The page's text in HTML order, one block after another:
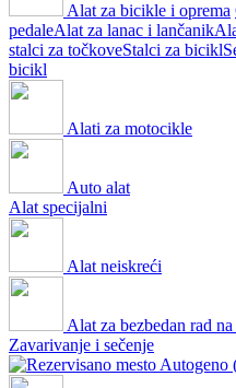
Alat za bicikle i oprema
pedaleAlat za lanac i lančanik
stalci za točkoveStalci za bicikl
bicikl
Alati za motocikle
Auto alat
Alat specijalni
Alat neiskreći
Alat za bezbedan rad
Zavarivanje i sečenje
Autogeno